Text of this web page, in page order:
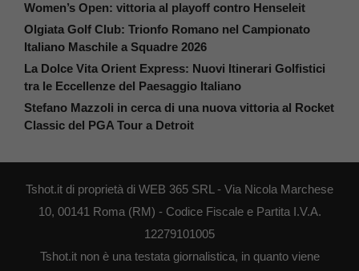
Women’s Open: vittoria al playoff contro Henseleit
Olgiata Golf Club: Trionfo Romano nel Campionato
Italiano Maschile a Squadre 2026
La Dolce Vita Orient Express: Nuovi Itinerari Golfistici
tra le Eccellenze del Paesaggio Italiano
Stefano Mazzoli in cerca di una nuova vittoria al Rocket
Classic del PGA Tour a Detroit
Tshot.it di proprietà di WEB 365 SRL - Via Nicola Marchese
10, 00141 Roma (RM) - Codice Fiscale e Partita I.V.A.
12279101005
Tshot.it non è una testata giornalistica, in quanto viene